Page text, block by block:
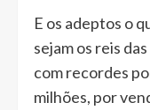
E os adeptos o
sejam os reis
com recordes
milhões, por